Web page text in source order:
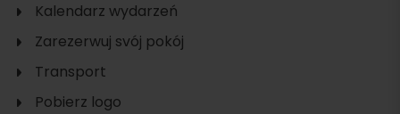
Kalendarz wydarzeń
Zarezerwuj svój pokój
Transport
Pobierz logo